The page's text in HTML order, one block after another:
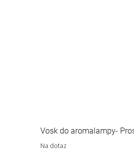
Vosk do aromalampy-
Na dotaz